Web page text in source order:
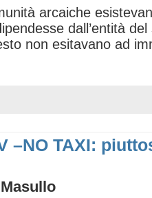
arcaiche
dall’entità
non esitavano ad
–NO TAXI: